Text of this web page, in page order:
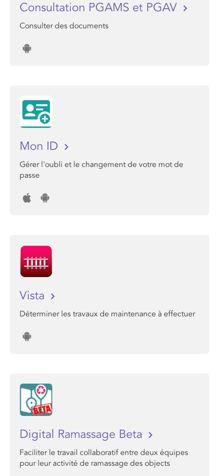
Consultation PGAMS et PGAV
Consulter des documents
Mon ID
Gérer l'oubli et le changement de votre mot de
passe
Vista
Déterminer les travaux de maintenance à effectuer
Digital Ramassage Beta
Faciliter le travail collaboratif entre deux équipes
pour leur activité de ramassage des objects